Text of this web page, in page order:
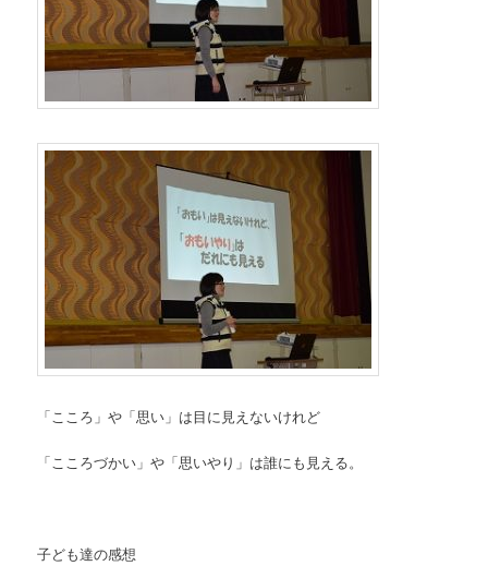
「こころ」や「思い」は目に見えないけれど
「こころづかい」や「思いやり」は誰にも見える。
子ども達の感想